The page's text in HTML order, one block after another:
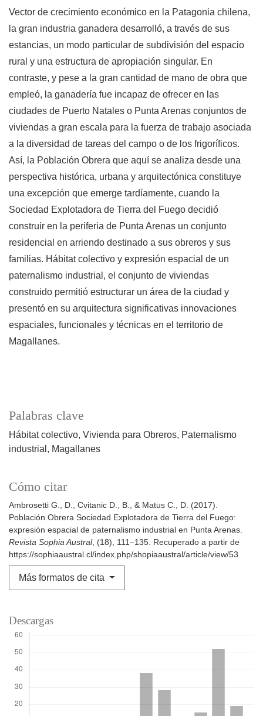
Palabras clave
Hábitat colectivo Vivienda para Obreros Paternalismo
industrial
Magallanes
Cómo citar
Ambrosetti G., D., Cvitanic D., B., & Matus C., D. (2017).
Población Obrera Sociedad Explotadora de Tierra del Fuego:
expresión espacial de paternalismo industrial en Punta Arenas.
Revista Sophia Austral, (18), 111–135. Recuperado a partir de
https://sophiaaustral.cl/index.php/shopiaaustral/article/view/53
Más formatos de cita
Vector de crecimiento económico en la Patagonia chilena,
la gran industria ganadera desarrolló, a través de sus
estancias, un modo particular de subdivisión del espacio
rural y una estructura de apropiación singular. En
contraste, y pese a la gran cantidad de mano de obra que
empleó, la ganadería fue incapaz de ofrecer en las
ciudades de Puerto Natales o Punta Arenas conjuntos de
viviendas a gran escala para la fuerza de trabajo asociada
a la diversidad de tareas del campo o de los frigoríficos.
Así, la Población Obrera que aquí se analiza desde una
perspectiva histórica, urbana y arquitectónica constituye
una excepción que emerge tardíamente, cuando la
Sociedad Explotadora de Tierra del Fuego decidió
construir en la periferia de Punta Arenas un conjunto
residencial en arriendo destinado a sus obreros y sus
familias. Hábitat colectivo y expresión espacial de un
paternalismo industrial, el conjunto de viviendas
construido permitió estructurar un área de la ciudad y
presentó en su arquitectura significativas innovaciones
espaciales, funcionales y técnicas en el territorio de
Magallanes.
Descargas